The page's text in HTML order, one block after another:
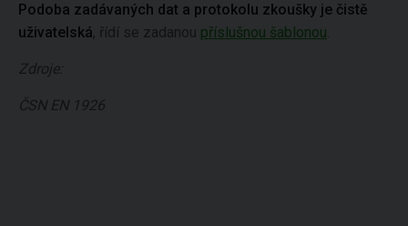
Podoba zadávaných dat a protokolu zkoušky je čistě
uživatelská, řídí se zadanou příslušnou šablonou
Zdroje:
ČSN EN 1926